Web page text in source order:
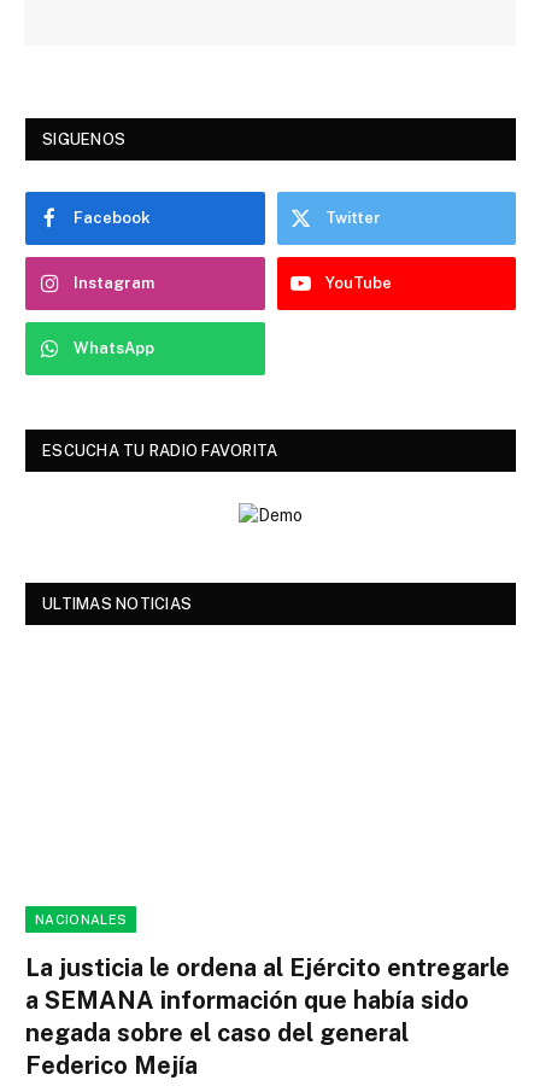
SIGUENOS
Facebook Twitter
Instagram YouTube
WhatsApp
ESCUCHA TU RADIO FAVORITA
ULTIMAS NOTICIAS
NACIONALES
La justicia le ordena al Ejército entregarle
a SEMANA información que había sido
negada sobre el caso del general
Federico Mejía